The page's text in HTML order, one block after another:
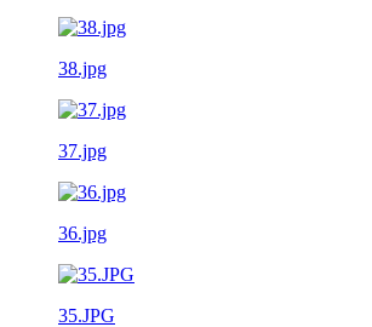
38.jpg
37.jpg
36.jpg
35.JPG